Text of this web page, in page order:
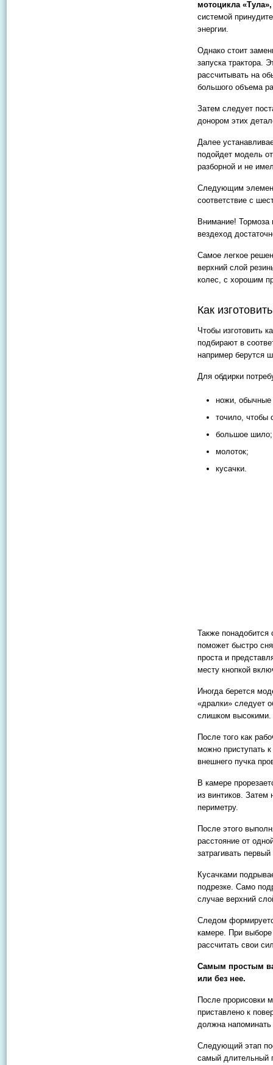
мотоцикла
системой
энергии.
Однако стоит
запуска трактора.
рассчитывать на
большого объема
Затем следует
донором этих
Далее
подойдет модель
разборной и не
Следующим
соответствие с
Внимание! Тормоза
вездеход
Самое легкое
верхний слой
колес, с хорошим
Как
Чтобы изготовить
подбирают в
например берутся
Для обдирки
ножи, обычные
точило, чтобы
большое шило;
молоток;
кусачки.
Также
поможет быстро
проста и
месту кнопкой
Иногда берется
«дралки» следует
слишком высокими.
После того как
можно приступать
внешнего пучка
В камере
из винтиков. Затем
периметру.
После этого
расстояние от
затрагивать
Кусачками
подрезке. Само
случае верхний
Следом
камере. При
рассчитать свои
Самым простым
или без нее.
После прорисовки
приставлено к
должна
Следующий этап
самый длительный